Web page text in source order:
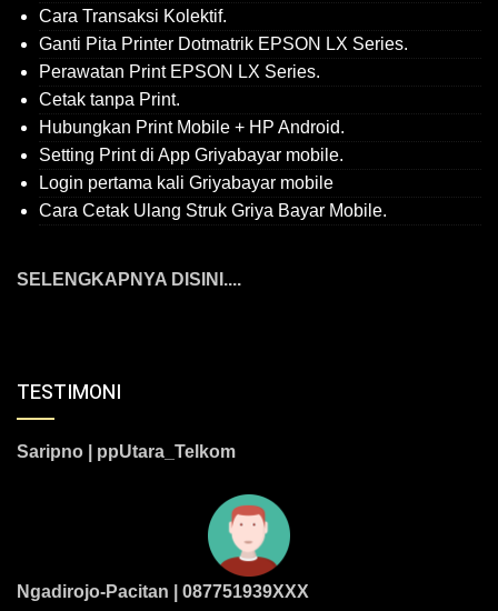
Cara Transaksi Kolektif.
Ganti Pita Printer Dotmatrik EPSON LX Series.
Perawatan Print EPSON LX Series.
Cetak tanpa Print.
Hubungkan Print Mobile + HP Android.
Setting Print di App Griyabayar mobile.
Login pertama kali Griyabayar mobile
Cara Cetak Ulang Struk Griya Bayar Mobile.
SELENGKAPNYA DISINI....
TESTIMONI
Saripno | ppUtara_Telkom
Ngadirojo-Pacitan | 087751939XXX